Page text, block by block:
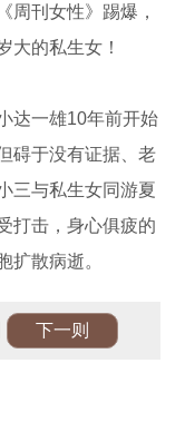
周刊女性》踢爆，
大的私生女！
达一雄10年前开始
碍于没有证据、老
三与私生女同游夏
打击，身心俱疲的
扩散病逝。
下一则